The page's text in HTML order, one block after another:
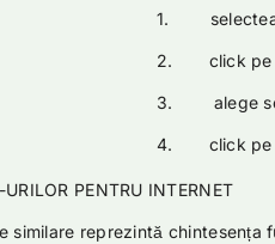
1.
2. click pe
3. alege
4. click pe
PENTRU INTERNET
similare reprezintă